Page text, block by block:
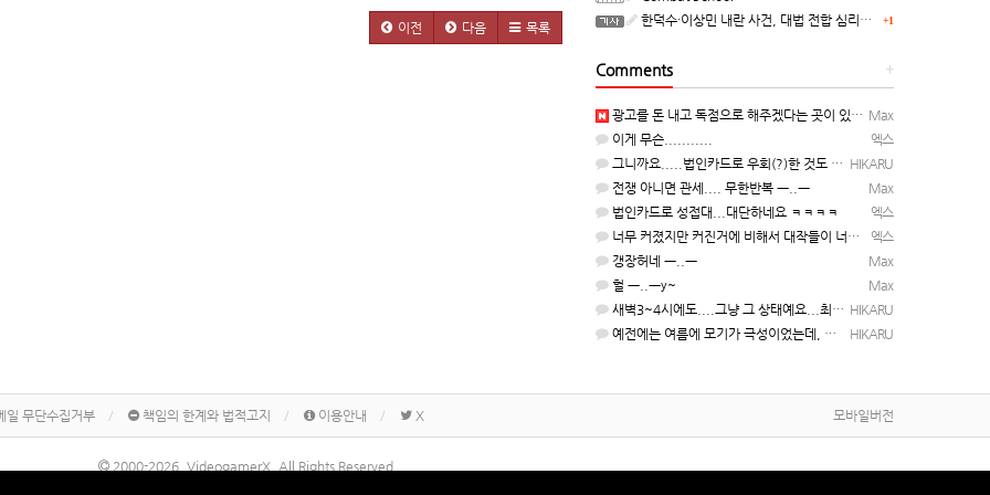
이전 다음 목록 +1
한덕수·이상민 내란 사건, 대법 전합 심리…"역사적 사법평가"(종합)
+
Comments
Max
광고를 돈 내고 독점으로 해주겠다는 곳이 있을정도인거 보면 어마어마한 게임은 맞는듯 ㅡ..ㅡ... 여태까지 …
엑스
이게 무슨...........
HIKARU
그니까요.....법인카드로 우회(?)한 것도 아니고, 대놓고...ㅋ ㅋ)
Max
전쟁 아니면 관세.... 무한반복 ㅡ..ㅡ
엑스
법인카드로 성접대...대단하네요 ㅋㅋㅋㅋ
엑스
너무 커졌지만 커진거에 비해서 대작들이 너무 줄었죠.........
Max
갱장허네 ㅡ..ㅡ
Max
헐 ㅡ..ㅡy~
HIKARU
새벽3~4시에도....그냥 그 상태예요...최근 1주일은....
HIKARU
예전에는 여름에 모기가 극성이었는데, 여름에는 안나오는 것 같은.....ㅎ ㅎ)
일 무단수집거부 책임의 한계와 법적고지 이용안내 X 모바일버전
2000-2026, VideogamerX. All Rights Reserved.